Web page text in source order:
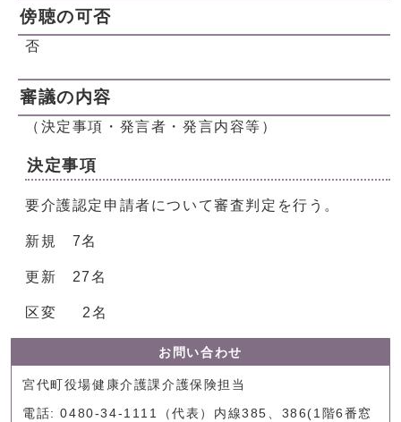
傍聴の可否
否
審議の内容
（決定事項・発言者・発言内容等）
決定事項
要介護認定申請者について審査判定を行う。
新規 7名
更新 27名
区変 2名
お問い合わせ
宮代町役場健康介護課介護保険担当
電話: 0480-34-1111（代表）内線385、386(1階6番窓